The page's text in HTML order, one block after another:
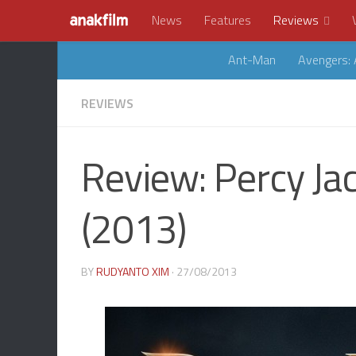
News Features Reviews
Ant-Man Avengers:
REVIEWS
Review: Percy
(2013)
BYRUDYANTO XIM · 27/08/2013